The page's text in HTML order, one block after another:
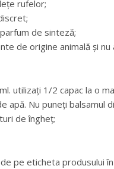
rufelor;
de sinteză;
de origine animală și
utilizați 1/2 capac la o
apă. Nu puneți balsamul
de îngheț;
pe eticheta produsului